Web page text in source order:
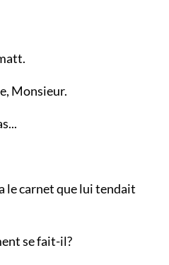
Monsieur.
le carnet que lui tendait
se fait-il?